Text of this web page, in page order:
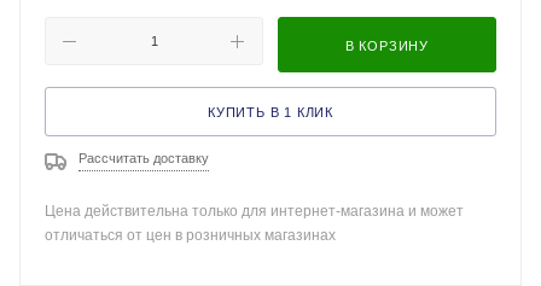
В КОРЗИНУ
КУПИТЬ В 1 КЛИК
Рассчитать доставку
Цена действительна только для интернет-магазина и может
отличаться от цен в розничных магазинах